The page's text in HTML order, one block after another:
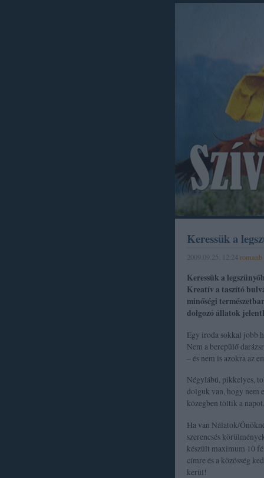
Keressük a
2009.09.25. 12:24 romanb
Keressük a
Kreatív a taszító
minőségi
dolgozó állatok
Egy iroda sokkal jobb
Nem a berepülő
– és nem is azokra az
Négylábú, pikkelyes,
dolguk van, hogy nem
közegben töltik a napot.
Ha van Nálatok/
szerencsés
készült maximum 10
címre és a közösség
kerül!